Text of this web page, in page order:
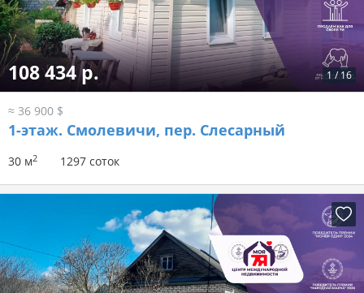
1 / 16
108 434 р.
≈ 36 900 $
1-этаж. Смолевичи, пер. Слесарный
30 м2 1297 соток